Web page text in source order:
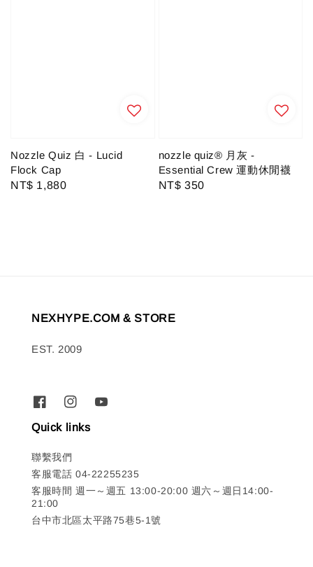
Nozzle Quiz 白 - Lucid
Flock Cap
Regular
NT$ 1,880
nozzle quiz® 月灰 -
Essential Crew 運動休閒襪
Regular
NT$ 350
NEXHYPE.COM & STORE
EST. 2009
Quick links
聯繫我們
客服電話 04-22255235
客服時間 週一～週五 13:00-20:00 週六～週日14:00-
21:00
台中市北區太平路75巷5-1號